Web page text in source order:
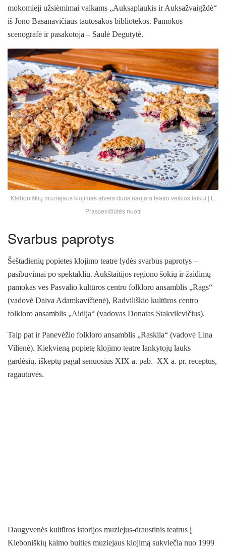
mokomieji užsiėmimai vaikams „Auksaplaukis ir Auksažvaigždė“
iš Jono Basanavičiaus tautosakos bibliotekos. Pamokos
scenografė ir pasakotoja – Saulė Degutytė.
Kleboniškių muziejaus klojimas atvers duris naujam teatro veiklos laikui | L.
Prascevičiūtės nuotr
Svarbus paprotys
Šeštadienių popietes klojimo teatre lydės svarbus paprotys –
pasibuvimai po spektaklių. Aukštaitijos regiono šokių ir žaidimų
pamokas ves Pasvalio kultūros centro folkloro ansamblis „Rags“
(vadovė Daiva Adamkavičienė), Radviliškio kultūros centro
folkloro ansamblis „Aidija“ (vadovas Donatas Stakvilevičius).
Taip pat ir Panevėžio folkloro ansamblis „Raskila“ (vadovė Lina
Vilienė). Kiekvieną popietę klojimo teatre lankytojų lauks
gardėsių, iškeptų pagal senuosius XIX a. pab.–XX a. pr. receptus,
ragautuvės.
Daugyvenės kultūros istorijos muziejus-draustinis teatrus į
Kleboniškių kaimo buities muziejaus klojimą sukviečia nuo 1999